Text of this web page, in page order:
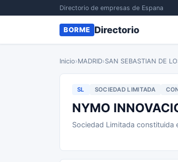
Directorio de empresas de Espana
BORME Directorio
Inicio›MADRID›SAN SEBASTIAN DE
SL SOCIEDAD LIMITADA
NYMO
Sociedad Limitada